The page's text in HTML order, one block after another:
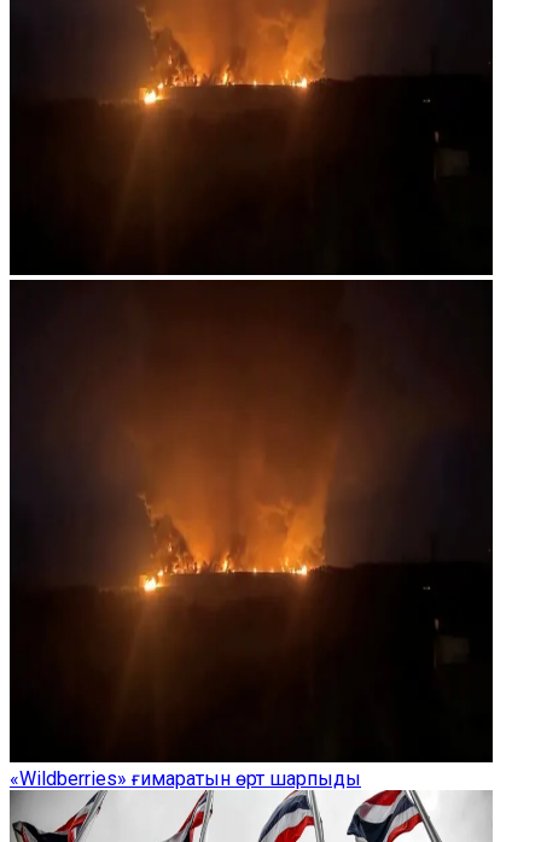
«Wildberries» ғимаратын өрт шарпыды